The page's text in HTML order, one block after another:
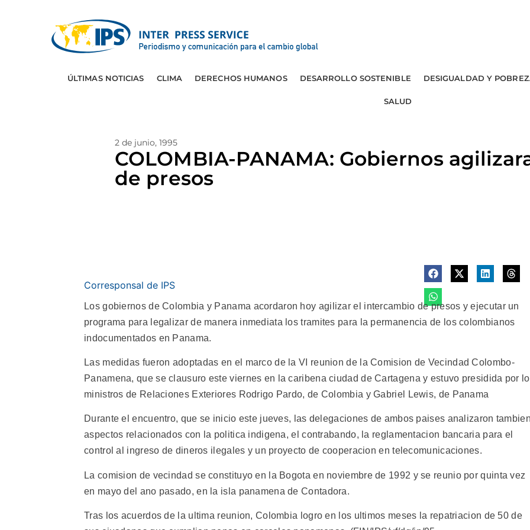
ÚLTIMAS NOTICIAS CLIMA DERECHOS HUMANOS DESARROLLO SOSTENIBLE DESIGUALDAD Y
SALUD
2 de junio, 1995
COLOMBIA-PANAMA: Gobiernos
de presos
Corresponsal de IPS
Los gobiernos de Colombia y Panama acordaron hoy agilizar el intercambio de presos y ejecutar un
programa para legalizar de manera inmediata los tramites para la permanencia de los colombianos
indocumentados en Panama.
Las medidas fueron adoptadas en el marco de la VI reunion de la Comision de Vecindad Colombo-
Panamena, que se clausuro este viernes en la caribena ciudad de Cartagena y estuvo presidida por
ministros de Relaciones Exteriores Rodrigo Pardo, de Colombia y Gabriel Lewis, de Panama
Durante el encuentro, que se inicio este jueves, las delegaciones de ambos paises analizaron
aspectos relacionados con la politica indigena, el contrabando, la reglamentacion bancaria para el
control al ingreso de dineros ilegales y un proyecto de cooperacion en telecomunicaciones.
La comision de vecindad se constituyo en la Bogota en noviembre de 1992 y se reunio por quinta vez
en mayo del ano pasado, en la isla panamena de Contadora.
Tras los acuerdos de la ultima reunion, Colombia logro en los ultimos meses la repatriacion de 50 de